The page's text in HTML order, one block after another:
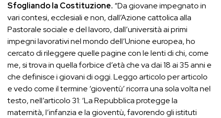
Sfogliando la Costituzione. “Da giovane impegnato in
vari contesi, ecclesiali e non, dall’Azione cattolica alla
Pastorale sociale e del lavoro, dall’università ai primi
impegni lavorativi nel mondo dell’Unione europea, ho
cercato di rileggere quelle pagine con le lenti di chi, come
me, si trova in quella forbice d’età che va dai 18 ai 35 anni e
che definisce i giovani di oggi. Leggo articolo per articolo
e vedo come il termine ‘gioventù’ ricorra una sola volta nel
testo, nell’articolo 31: ‘La Repubblica protegge la
maternità, l’infanzia e la gioventù, favorendo gli istituti